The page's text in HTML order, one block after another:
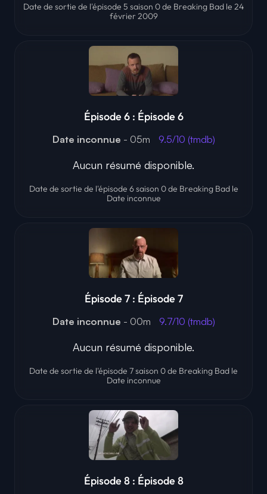
Date de sortie de l'épisode 5 saison 0 de Breaking Bad le 24
février 2009
Épisode 6 : Épisode 6
Date inconnue - 05m 9.5/10 (tmdb)
Aucun résumé disponible.
Date de sortie de l'épisode 6 saison 0 de Breaking Bad le
Date inconnue
Épisode 7 : Épisode 7
Date inconnue - 00m 9.7/10 (tmdb)
Aucun résumé disponible.
Date de sortie de l'épisode 7 saison 0 de Breaking Bad le
Date inconnue
Épisode 8 : Épisode 8